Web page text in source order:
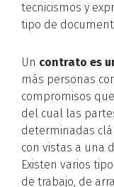
tecnicismos y
tipo de
Un contrato es
más personas
compromisos
del cual las
determinadas
con vistas a una
Existen varios
de trabajo, de